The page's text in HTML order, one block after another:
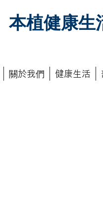
本植健康生
關於我們 健康生活